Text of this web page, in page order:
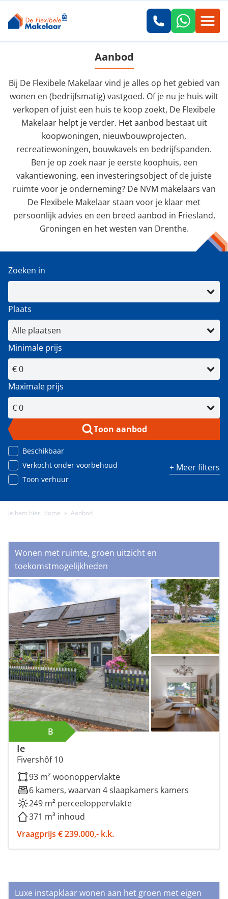
Aanbod
Bij De Flexibele Makelaar vind je alles op het gebied van
wonen en (bedrijfsmatig) vastgoed. Of je nu je huis wilt
verkopen of juist een huis te koop zoekt, De Flexibele
Makelaar helpt je verder. Het aanbod bestaat uit
koopwoningen, nieuwbouwprojecten,
recreatiewoningen, bouwkavels en bedrijfspanden.
Ben je op zoek naar je eerste koophuis, een
vakantiewoning, een investeringsobject of de juiste
ruimte voor je onderneming? De NVM makelaars van
De Flexibele Makelaar staan voor je klaar met
persoonlijk advies en een breed aanbod in Friesland,
Groningen en het westen van Drenthe.
Zoeken in
Plaats
Minimale prijs
Maximale prijs
Toon aanbod
Beschikbaar
Verkocht onder voorbehoud
Toon verhuur
+ Meer filters
Minimale energielabel
Minimale gebruiksoppervlakte (m²)
Minimale perceeloppervlakte (m²)
Minimaal aantal kamers
Je bent hier: Home » Aanbod
Wonen met ruimte, groen uitzicht en
toekomstmogelijkheden
B
Ie
Fivershôf 10
93 m² woonoppervlakte
6 kamers, waarvan 4 slaapkamers kamers
249 m² perceeloppervlakte
371 m³ inhoud
Vraagprijs € 239.000,- k.k.
Luxe instapklaar wonen aan het groen met eigen